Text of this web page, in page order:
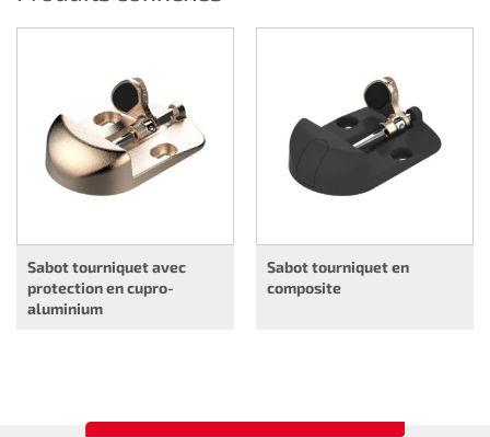
Sabot tourniquet avec
protection en cupro-
aluminium
Sabot tourniquet en
composite